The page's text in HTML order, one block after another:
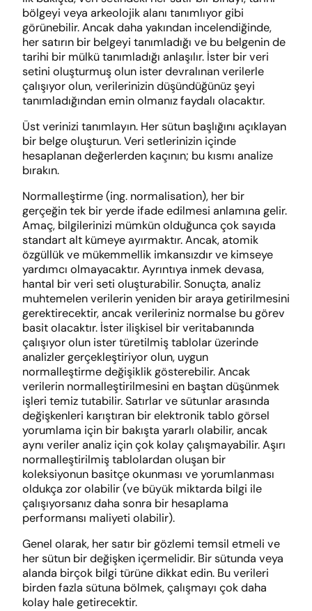
bölgeyi veya arkeolojik alanı tanımlıyor gibi
görünebilir. Ancak daha yakından incelendiğinde,
her satırın bir belgeyi tanımladığı ve bu belgenin de
tarihi bir mülkü tanımladığı anlaşılır. İster bir veri
setini oluşturmuş olun ister devralınan verilerle
çalışıyor olun, verilerinizin düşündüğünüz şeyi
tanımladığından emin olmanız faydalı olacaktır.
Üst verinizi tanımlayın. Her sütun başlığını açıklayan
bir belge oluşturun. Veri setlerinizin içinde
hesaplanan değerlerden kaçının; bu kısmı analize
bırakın.
Normalleştirme (ing. normalisation), her bir
gerçeğin tek bir yerde ifade edilmesi anlamına gelir.
Amaç, bilgilerinizi mümkün olduğunca çok sayıda
standart alt kümeye ayırmaktır. Ancak, atomik
özgüllük ve mükemmellik imkansızdır ve kimseye
yardımcı olmayacaktır. Ayrıntıya inmek devasa,
hantal bir veri seti oluşturabilir. Sonuçta, analiz
muhtemelen verilerin yeniden bir araya getirilmesini
gerektirecektir, ancak verileriniz normalse bu görev
basit olacaktır. İster ilişkisel bir veritabanında
çalışıyor olun ister türetilmiş tablolar üzerinde
analizler gerçekleştiriyor olun, uygun
normalleştirme değişiklik gösterebilir. Ancak
verilerin normalleştirilmesini en baştan düşünmek
işleri temiz tutabilir. Satırlar ve sütunlar arasında
değişkenleri karıştıran bir elektronik tablo görsel
yorumlama için bir bakışta yararlı olabilir, ancak
aynı veriler analiz için çok kolay çalışmayabilir. Aşırı
normalleştirilmiş tablolardan oluşan bir
koleksiyonun basitçe okunması ve yorumlanması
oldukça zor olabilir (ve büyük miktarda bilgi ile
çalışıyorsanız daha sonra bir hesaplama
performansı maliyeti olabilir).
Genel olarak, her satır bir gözlemi temsil etmeli ve
her sütun bir değişken içermelidir. Bir sütunda veya
alanda birçok bilgi türüne dikkat edin. Bu verileri
birden fazla sütuna bölmek, çalışmayı çok daha
kolay hale getirecektir.